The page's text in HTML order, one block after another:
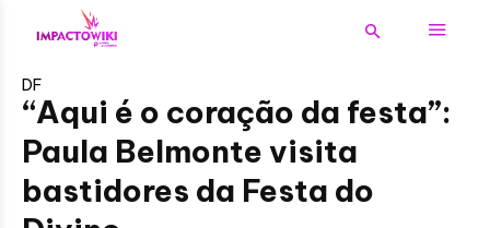
DF
“Aqui é o coração da festa”:
Paula Belmonte visita
bastidores da Festa do